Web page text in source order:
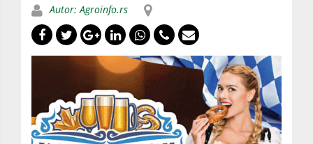
Autor: Agroinfo.rs